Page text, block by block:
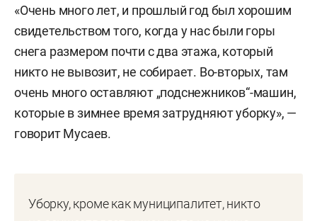
«Очень много лет, и прошлый год был хорошим
свидетельством того, когда у нас были горы
снега размером почти с два этажа, который
никто не вывозит, не собирает. Во-вторых, там
очень много оставляют „подснежников“-машин,
которые в зимнее время затрудняют уборку», —
говорит Мусаев.
Уборку, кроме как муниципалитет, никто